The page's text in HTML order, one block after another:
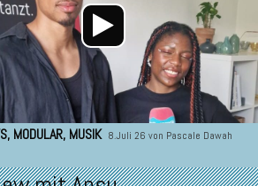
, MODULAR, MUSIK 8.Juli 26 von Pascale Dawah